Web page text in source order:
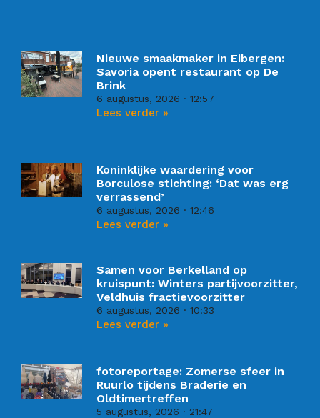
Nieuwe smaakmaker in Eibergen:
Savoria opent restaurant op De
Brink
6 augustus, 2026 12:57
Lees verder »
Koninklijke waardering voor
Borculose stichting: ‘Dat was erg
verrassend’
6 augustus, 2026 12:46
Lees verder »
Samen voor Berkelland op
kruispunt: Winters partijvoorzitter,
Veldhuis fractievoorzitter
6 augustus, 2026 10:33
Lees verder »
fotoreportage: Zomerse sfeer in
Ruurlo tijdens Braderie en
Oldtimertreffen
5 augustus, 2026 21:47